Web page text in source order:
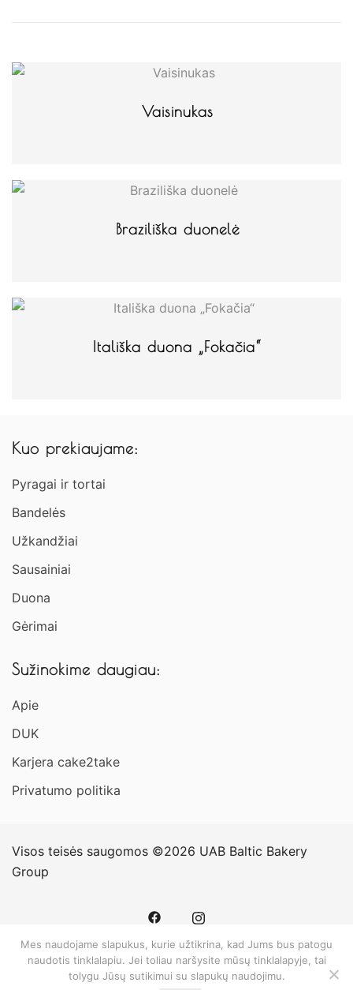
Vaisinukas
Braziliška duonelė
Itališka duona „Fokačia“
Kuo prekiaujame:
Pyragai ir tortai
Bandelės
Užkandžiai​
Sausainiai
Duona
Gėrimai
Sužinokime daugiau:
Apie
DUK
Karjera cake2take
Privatumo politika
Visos teisės saugomos ©2026 UAB Baltic Bakery
Group
Mes naudojame slapukus, kurie užtikrina, kad Jums bus patogu
naudotis tinklalapiu. Jei toliau naršysite mūsų tinklalapyje, tai
tolygu Jūsų sutikimui su slapukų naudojimu.